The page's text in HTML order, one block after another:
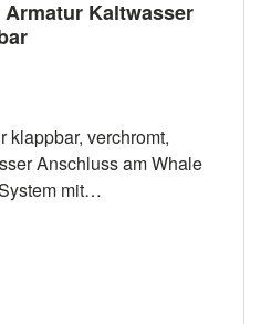
Armatur Kaltwasser
klappbar, verchromt,
Anschluss am Whale
mit